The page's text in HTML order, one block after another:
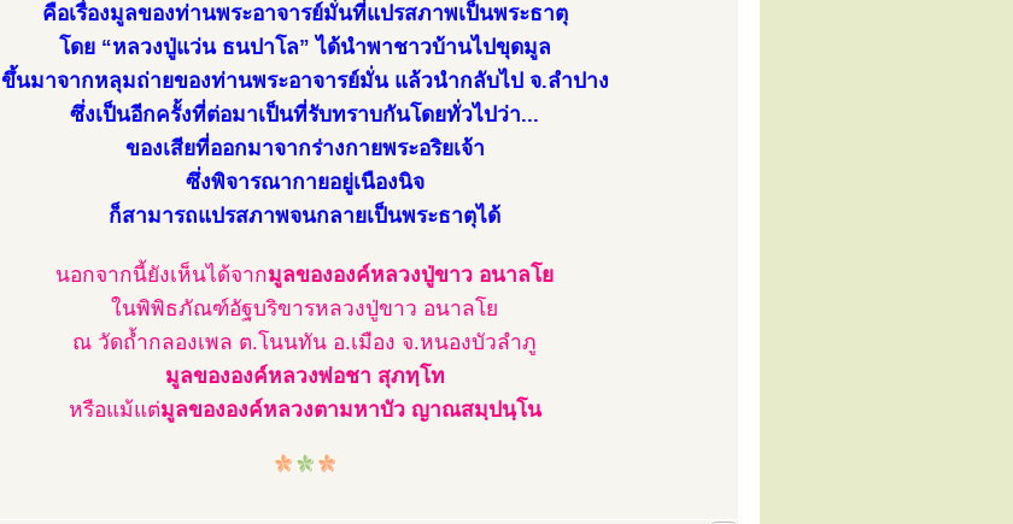
คือเรื่องมูลของท่านพระอาจารย์มั่นที่แปรสภาพเป็นพระธาตุ
โดย “หลวงปู่แว่น ธนปาโล” ได้นำพาชาวบ้านไปขุดมูล
ขึ้นมาจากหลุมถ่ายของท่านพระอาจารย์มั่น แล้วนำกลับไป จ.ลำปาง
ซึ่งเป็นอีกครั้งที่ต่อมาเป็นที่รับทราบกันโดยทั่วไปว่า...
ของเสียที่ออกมาจากร่างกายพระอริยเจ้า
ซึ่งพิจารณากายอยู่เนืองนิจ
ก็สามารถแปรสภาพจนกลายเป็นพระธาตุได้
นอกจากนี้ยังเห็นได้จากมูลขององค์หลวงปู่ขาว อนาลโย
ในพิพิธภัณฑ์อัฐบริขารหลวงปู่ขาว อนาลโย
ณ วัดถ้ำกลองเพล ต.โนนทัน อ.เมือง จ.หนองบัวลำภู
มูลขององค์หลวงพ่อชา สุภทฺโท
หรือแม้แต่มูลขององค์หลวงตามหาบัว ญาณสมฺปนฺโน